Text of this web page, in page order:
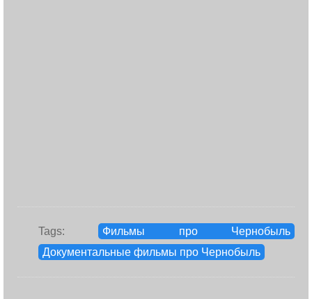
Tags:
Фильмы про Чернобыль
Документальные фильмы про Чернобыль